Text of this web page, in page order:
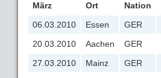
März Ort Nation
06.03.2010
Essen GER
20.03.2010
Aachen GER
27.03.2010
Mainz GER